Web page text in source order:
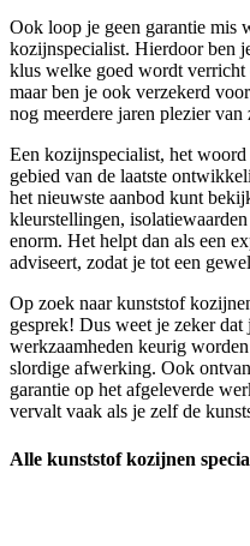
Ook loop je geen garantie mis
kozijnspecialist. Hierdoor ben
klus welke goed wordt verricht
maar ben je ook verzekerd
nog meerdere jaren plezier van
Een kozijnspecialist, het
gebied van de laatste
het nieuwste aanbod kunt
kleurstellingen,
enorm. Het helpt dan als een
adviseert, zodat je tot een
Op zoek naar kunststof
gesprek! Dus weet je zeker
werkzaamheden keurig
slordige afwerking. Ook
garantie op het afgeleverde
vervalt vaak als je zelf de
Alle kunststof kozijnen